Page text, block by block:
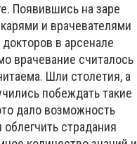
Появившись на заре
и врачевателями
в арсенале
врачевание считалось
Шли столетия, а
побеждать такие
дало возможность
страдания